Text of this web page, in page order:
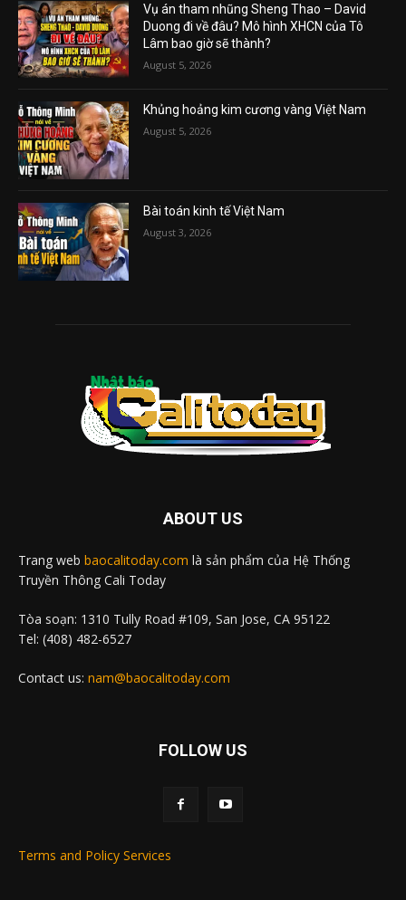
Vụ án tham nhũng Sheng Thao – David
Duong đi về đâu? Mô hình XHCN của Tô
Lâm bao giờ sẽ thành?
August 5, 2026
Khủng hoảng kim cương vàng Việt Nam
August 5, 2026
Bài toán kinh tế Việt Nam
August 3, 2026
ABOUT US
Trang web baocalitoday.com là sản phẩm của Hệ Thống
Truyền Thông Cali Today
Tòa soạn: 1310 Tully Road #109, San Jose, CA 95122
Tel: (408) 482-6527
Contact us: nam@baocalitoday.com
FOLLOW US
Terms and Policy Services